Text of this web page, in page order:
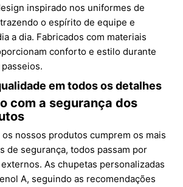
inspirado nos uniformes de
o espírito de equipe e
a dia. Fabricados com materiais
conforto e estilo durante
em todos os detalhes
com a segurança dos
nossos produtos cumprem os mais
de segurança, todos passam por
As chupetas personalizadas
A, seguindo as recomendações